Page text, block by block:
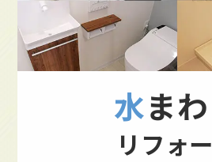
水ま
リフォ